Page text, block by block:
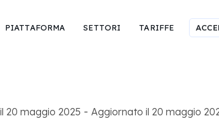
PIATTAFORMA SETTORI TARIFFE
20 maggio 2025 - Aggiornato il 20 maggio